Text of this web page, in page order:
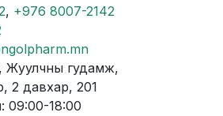
, +976 8007-2142
гудамж,
давхар, 201
09:00-18:00